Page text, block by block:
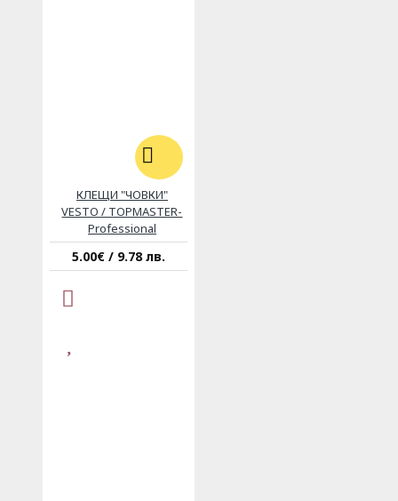
КЛЕЩИ "ЧОВКИ"
VESTO / TOPMASTER-
Professional
5.00€ / 9.78 лв.